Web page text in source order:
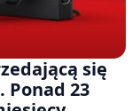
się
23